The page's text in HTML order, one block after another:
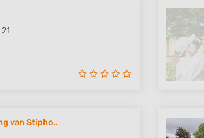
van Stipho..